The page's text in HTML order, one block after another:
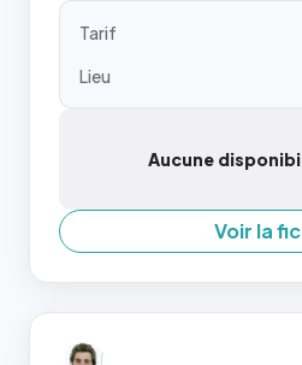
Tarif
Lieu
Aucune
Voir la